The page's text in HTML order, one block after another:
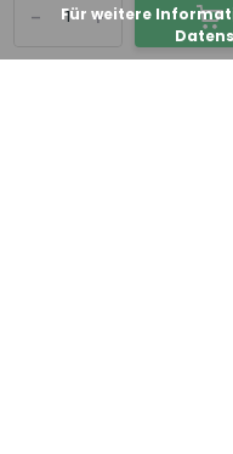
+
-
Für weitere